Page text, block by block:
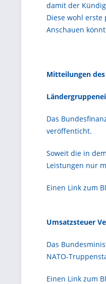
damit der
Diese wohl
Anschauen
Mitteilungen
Das
veröffenticht.
Soweit die in
Leistungen nur
Einen Link zum
Umsatzsteuer
Das
NATO-
Einen Link zum